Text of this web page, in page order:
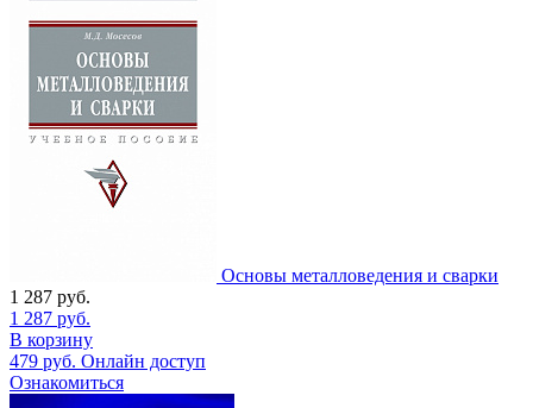
Основы металловедения и сварки
1 287 руб.
1 287 руб.
В корзину
479 руб. Онлайн доступ
Ознакомиться